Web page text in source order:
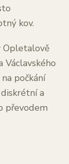
kov.
Opletalově
Václavského
počkání
a
převodem